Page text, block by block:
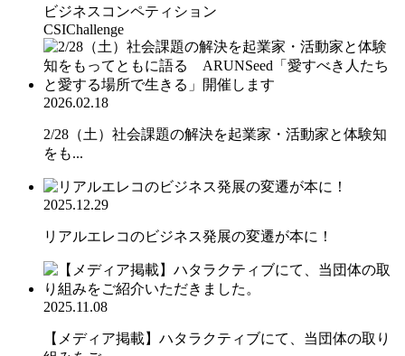
ビジネスコンペティション
CSIChallenge
2026.02.18
2/28（土）社会課題の解決を起業家・活動家と体験知
をも...
2025.12.29
リアルエレコのビジネス発展の変遷が本に！
2025.11.08
【メディア掲載】ハタラクティブにて、当団体の取り